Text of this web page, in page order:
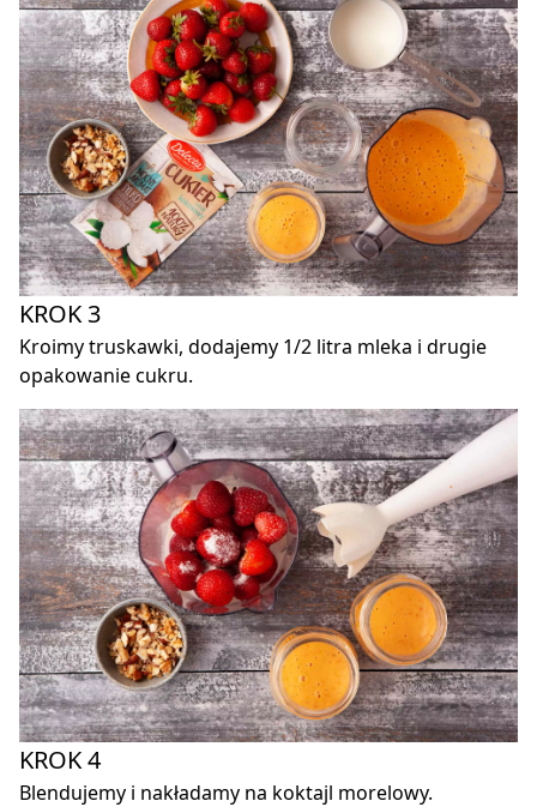
KROK 3
Kroimy truskawki, dodajemy 1/2 litra mleka i drugie
opakowanie cukru.
KROK 4
Blendujemy i nakładamy na koktajl morelowy.